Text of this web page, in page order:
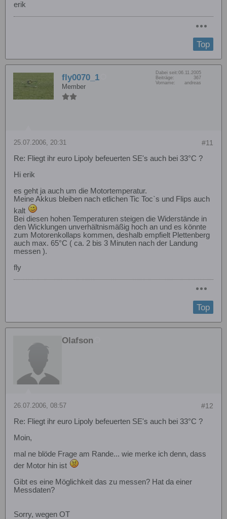
erik
Top
fly0070_1
Member
Dabei seit:06.11.2005
Beiträge:
367
Vorname:
andreas
#11
25.07.2006, 20:31
Re: Fliegt ihr euro Lipoly befeuerten SE's auch bei 33°C ?
Hi erik
es geht ja auch um die Motortemperatur.
Meine Akkus bleiben nach etlichen Tic Toc`s und Flips auch
kalt
Bei diesen hohen Temperaturen steigen die Widerstände in
den Wicklungen unverhältnismäßig hoch an und es könnte
zum Motorenkollaps kommen, deshalb empfielt Plettenberg
auch max. 65°C ( ca. 2 bis 3 Minuten nach der Landung
messen ).
fly
Top
Olafson
#12
26.07.2006, 08:57
Re: Fliegt ihr euro Lipoly befeuerten SE's auch bei 33°C ?
Moin,
mal ne blöde Frage am Rande... wie merke ich denn, dass
der Motor hin ist
Gibt es eine Möglichkeit das zu messen? Hat da einer
Messdaten?
Sorry, wegen OT